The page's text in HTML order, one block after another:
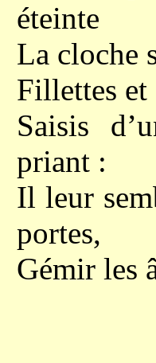
éteinte
La cloche
Fillettes et
Saisis
priant :
Il leur
portes,
Gémir les